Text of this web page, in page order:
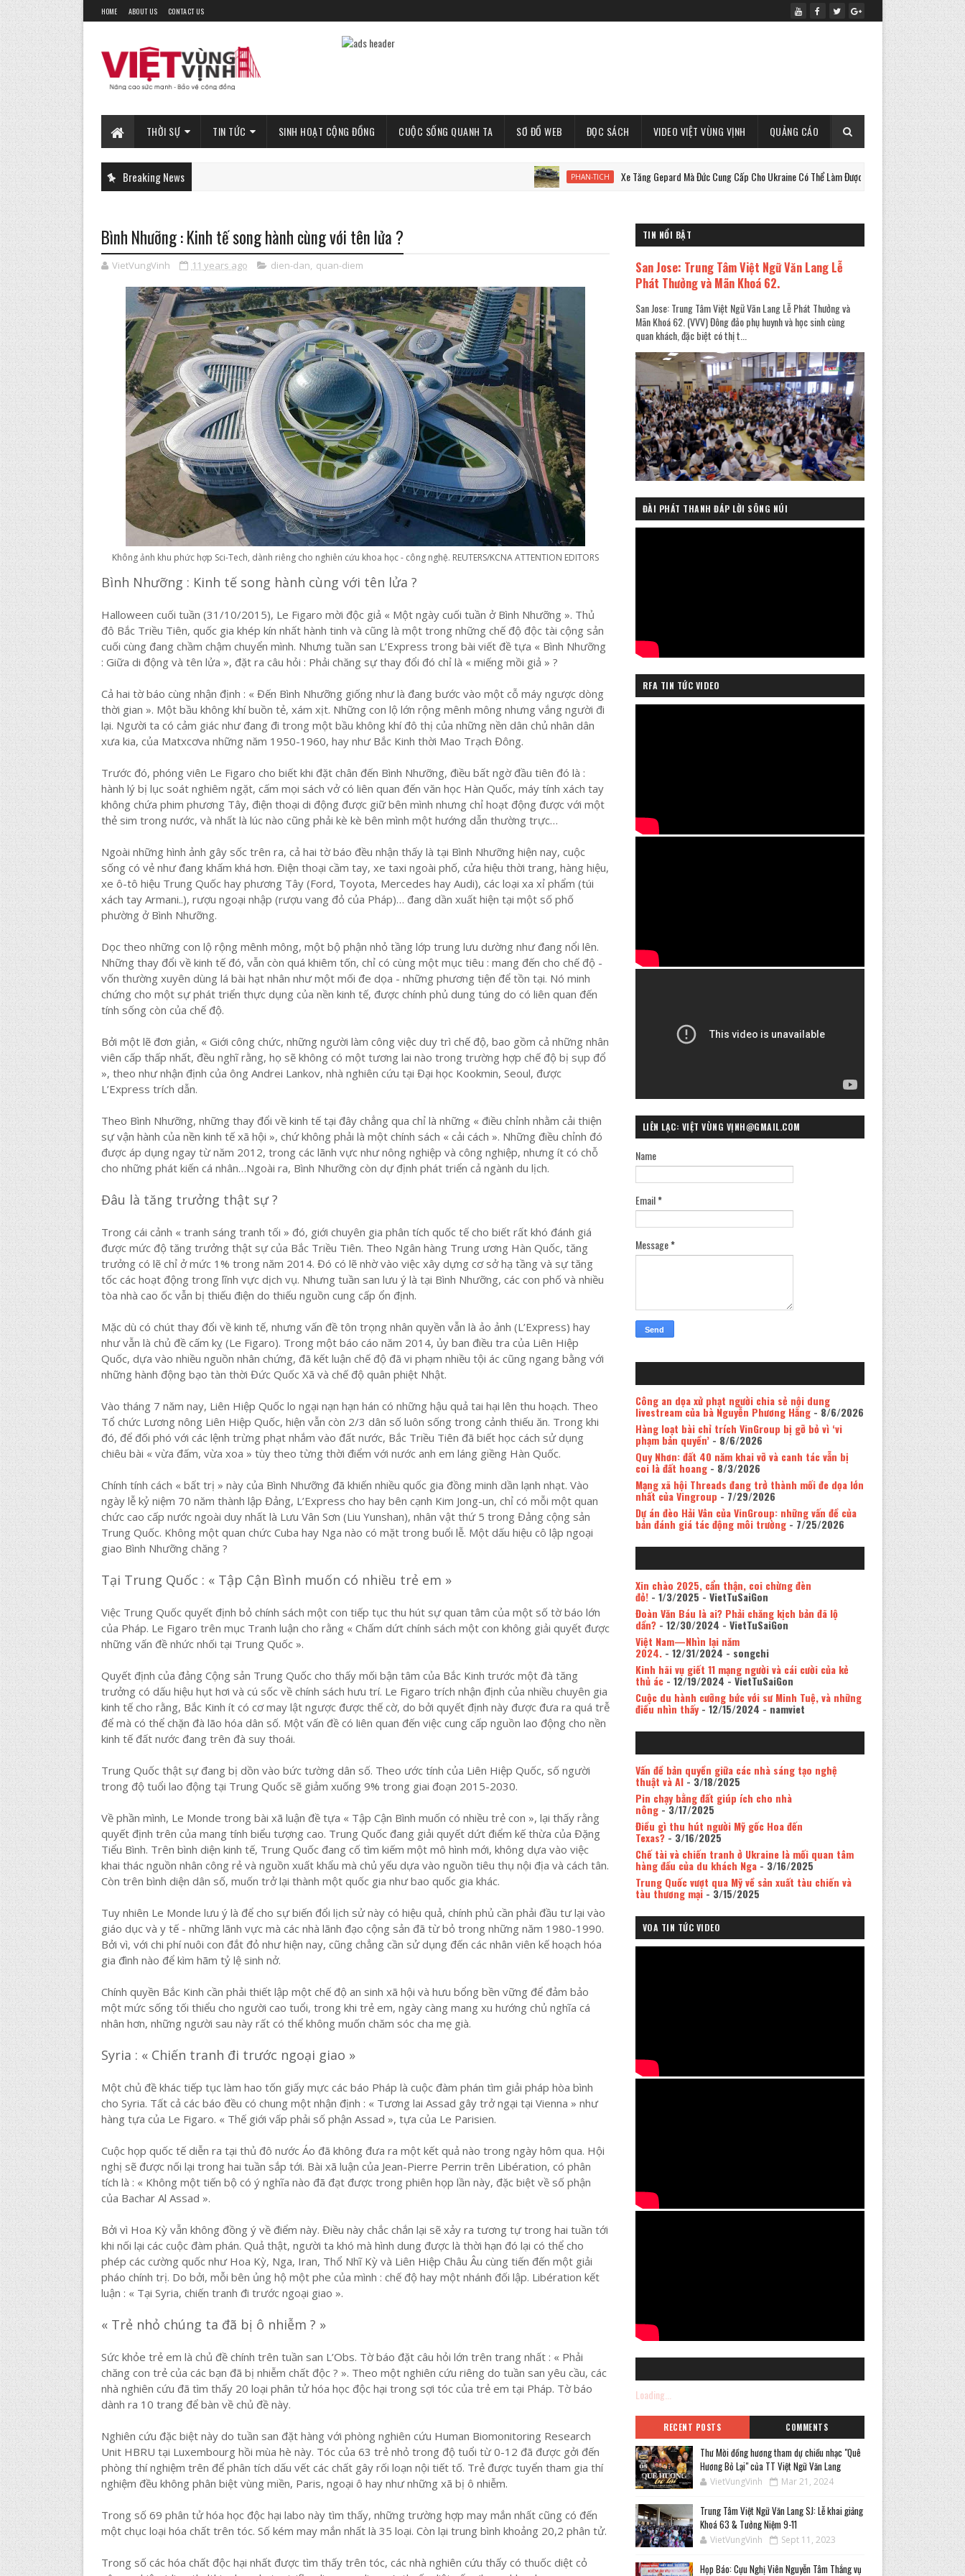
HOME ABOUT US CONTACT US
THỜI SỰ TIN TỨC SINH HOẠT CỘNG ĐỒNG CUỘC SỐNG QUANH TA SƠ ĐỒ WEB ĐỌC SÁCH VIDEO VIỆT VÙNG VỊNH QUẢNG CÁO
Breaking News PHAN-TICH Xe Tăng Gepard Mà Đức Cung Cấp Cho Ukraine Có Thể Làm Được Điều Này ! PHAN-TICH
Bình Nhưỡng : Kinh tế song hành cùng với tên lửa ?
VietVungVinh 11 years ago dien-dan, quan-diem
Không ảnh khu phức hợp Sci-Tech, dành riêng cho nghiên cứu khoa học - công nghệ. REUTERS/KCNA ATTENTION EDITORS
Bình Nhưỡng : Kinh tế song hành cùng với tên lửa ?
Halloween cuối tuần (31/10/2015), Le Figaro mời độc giả « Một ngày cuối tuần ở Bình Nhưỡng ». Thủ
đô Bắc Triều Tiên, quốc gia khép kín nhất hành tinh và cũng là một trong những chế độ độc tài cộng sản
cuối cùng đang chầm chậm chuyển mình. Nhưng tuần san L’Express trong bài viết đề tựa « Bình Nhưỡng
: Giữa di động và tên lửa », đặt ra câu hỏi : Phải chăng sự thay đổi đó chỉ là « miếng mồi giả » ?
Cả hai tờ báo cùng nhận định : « Đến Bình Nhưỡng giống như là đang bước vào một cỗ máy ngược dòng
thời gian ». Một bầu không khí buồn tẻ, xám xịt. Những con lộ lớn rộng mênh mông nhưng vắng người đi
lại. Người ta có cảm giác như đang đi trong một bầu không khí đô thị của những nền dân chủ nhân dân
xưa kia, của Matxcơva những năm 1950-1960, hay như Bắc Kinh thời Mao Trạch Đông.
Trước đó, phóng viên Le Figaro cho biết khi đặt chân đến Bình Nhưỡng, điều bất ngờ đầu tiên đó là :
hành lý bị lục soát nghiêm ngặt, cấm mọi sách vở có liên quan đến văn học Hàn Quốc, máy tính xách tay
không chứa phim phương Tây, điện thoại di động được giữ bên mình nhưng chỉ hoạt động được với một
thẻ sim trong nước, và nhất là lúc nào cũng phải kè kè bên mình một hướng dẫn thường trực…
Ngoài những hình ảnh gây sốc trên ra, cả hai tờ báo đều nhận thấy là tại Bình Nhưỡng hiện nay, cuộc
sống có vẻ như đang khấm khá hơn. Điện thoại cầm tay, xe taxi ngoài phố, cửa hiệu thời trang, hàng hiệu,
xe ô-tô hiệu Trung Quốc hay phương Tây (Ford, Toyota, Mercedes hay Audi), các loại xa xỉ phẩm (túi
xách tay Armani..), rượu ngoại nhập (rượu vang đỏ của Pháp)… đang dần xuất hiện tại một số phố
phường ở Bình Nhưỡng.
Dọc theo những con lộ rộng mênh mông, một bộ phận nhỏ tầng lớp trung lưu dường như đang nổi lên.
Những thay đổi về kinh tế đó, vẫn còn quá khiêm tốn, chỉ có cùng một mục tiêu : mang đến cho chế độ -
vốn thường xuyên dùng lá bài hạt nhân như một mối đe dọa - những phương tiện để tồn tại. Nó minh
chứng cho một sự phát triển thực dụng của nền kinh tế, được chính phủ dung túng do có liên quan đến
tính sống còn của chế độ.
Bởi một lẽ đơn giản, « Giới công chức, những người làm công việc duy trì chế độ, bao gồm cả những nhân
viên cấp thấp nhất, đều nghĩ rằng, họ sẽ không có một tương lai nào trong trường hợp chế độ bị sụp đổ
», theo như nhận định của ông Andrei Lankov, nhà nghiên cứu tại Đại học Kookmin, Seoul, được
L’Express trích dẫn.
Theo Bình Nhưỡng, những thay đổi về kinh tế tại đây chẳng qua chỉ là những « điều chỉnh nhằm cải thiện
sự vận hành của nền kinh tế xã hội », chứ không phải là một chính sách « cải cách ». Những điều chỉnh đó
được áp dụng ngay từ năm 2012, trong các lãnh vực như nông nghiệp và công nghiệp, nhưng ít có chỗ
cho những phát kiến cá nhân…Ngoài ra, Bình Nhưỡng còn dự định phát triển cả ngành du lịch.
Đâu là tăng trưởng thật sự ?
Trong cái cảnh « tranh sáng tranh tối » đó, giới chuyên gia phân tích quốc tế cho biết rất khó đánh giá
được mức độ tăng trưởng thật sự của Bắc Triều Tiên. Theo Ngân hàng Trung ương Hàn Quốc, tăng
trưởng có lẽ chỉ ở mức 1% trong năm 2014. Đó có lẽ nhờ vào việc xây dựng cơ sở hạ tầng và sự tăng
tốc các hoạt động trong lĩnh vực dịch vụ. Nhưng tuần san lưu ý là tại Bình Nhưỡng, các con phố và nhiều
tòa nhà cao ốc vẫn bị thiếu điện do thiếu nguồn cung cấp ổn định.
Mặc dù có chút thay đổi về kinh tế, nhưng vấn đề tôn trọng nhân quyền vẫn là ảo ảnh (L’Express) hay
như vẫn là chủ đề cấm kỵ (Le Figaro). Trong một báo cáo năm 2014, ủy ban điều tra của Liên Hiệp
Quốc, dựa vào nhiều nguồn nhân chứng, đã kết luận chế độ đã vi phạm nhiều tội ác cũng ngang bằng với
những hành động bạo tàn thời Đức Quốc Xã và chế độ quân phiệt Nhật.
Vào tháng 7 năm nay, Liên Hiệp Quốc lo ngại nạn hạn hán có những hậu quả tai hại lên thu hoạch. Theo
Tổ chức Lương nông Liên Hiệp Quốc, hiện vẫn còn 2/3 dân số luôn sống trong cảnh thiếu ăn. Trong khi
đó, để đối phó với các lệnh trừng phạt nhắm vào đất nước, Bắc Triều Tiên đã biết học cách sử dụng
chiêu bài « vừa đấm, vừa xoa » tùy theo từng thời điểm với nước anh em láng giềng Hàn Quốc.
Chính tính cách « bất trị » này của Bình Nhưỡng đã khiến nhiều quốc gia đồng minh dần lạnh nhạt. Vào
ngày lễ kỷ niệm 70 năm thành lập Đảng, L’Express cho hay bên cạnh Kim Jong-un, chỉ có mỗi một quan
chức cao cấp nước ngoài duy nhất là Lưu Vân Sơn (Liu Yunshan), nhân vật thứ 5 trong Đảng cộng sản
Trung Quốc. Không một quan chức Cuba hay Nga nào có mặt trong buổi lễ. Một dấu hiệu cô lập ngoại
giao Bình Nhưỡng chăng ?
Tại Trung Quốc : « Tập Cận Bình muốn có nhiều trẻ em »
Việc Trung Quốc quyết định bỏ chính sách một con tiếp tục thu hút sự quan tâm của một số tờ báo lớn
của Pháp. Le Figaro trên mục Tranh luận cho rằng « Chấm dứt chính sách một con không giải quyết được
những vấn đề nhức nhối tại Trung Quốc ».
Quyết định của đảng Cộng sản Trung Quốc cho thấy mối bận tâm của Bắc Kinh trước một đà tăng
trưởng có dấu hiệu hụt hơi và cú sốc về chính sách hưu trí. Le Figaro trích nhận định của nhiều chuyên gia
kinh tế cho rằng, Bắc Kinh ít có cơ may lật ngược được thế cờ, do bởi quyết định này được đưa ra quá trễ
để mà có thể chặn đà lão hóa dân số. Một vấn đề có liên quan đến việc cung cấp nguồn lao động cho nền
kinh tế đất nước đang trên đà suy thoái.
Trung Quốc thật sự đang bị dồn vào bức tường dân số. Theo ước tính của Liên Hiệp Quốc, số người
trong độ tuổi lao động tại Trung Quốc sẽ giảm xuống 9% trong giai đoạn 2015-2030.
Về phần mình, Le Monde trong bài xã luận đề tựa « Tập Cận Bình muốn có nhiều trẻ con », lại thấy rằng
quyết định trên của mang tính biểu tượng cao. Trung Quốc đang giải quyết dứt điểm kế thừa của Đặng
Tiểu Bình. Trên bình diện kinh tế, Trung Quốc đang cố tìm kiếm một mô hình mới, không dựa vào việc
khai thác nguồn nhân công rẻ và nguồn xuất khẩu mà chủ yếu dựa vào nguồn tiêu thụ nội địa và cách tân.
Còn trên bình diện dân số, muốn trở lại thành một quốc gia như bao quốc gia khác.
Tuy nhiên Le Monde lưu ý là để cho sự biến đổi lịch sử này có hiệu quả, chính phủ cần phải đầu tư lại vào
giáo dục và y tế - những lãnh vực mà các nhà lãnh đạo cộng sản đã từ bỏ trong những năm 1980-1990.
Bởi vì, với chi phí nuôi con đắt đỏ như hiện nay, cũng chẳng cần sử dụng đến các nhân viên kế hoạch hóa
gia đình nào để kìm hãm tỷ lệ sinh nở.
Chính quyền Bắc Kinh cần phải thiết lập một chế độ an sinh xã hội và hưu bổng bền vững để đảm bảo
một mức sống tối thiểu cho người cao tuổi, trong khi trẻ em, ngày càng mang xu hướng chủ nghĩa cá
nhân hơn, những người sau này rất có thể không muốn chăm sóc cha mẹ già.
Syria : « Chiến tranh đi trước ngoại giao »
Một chủ đề khác tiếp tục làm hao tốn giấy mực các báo Pháp là cuộc đàm phán tìm giải pháp hòa bình
cho Syria. Tất cả các báo đều có chung một nhận định : « Tương lai Assad gây trở ngại tại Vienna » như
hàng tựa của Le Figaro. « Thế giới vấp phải số phận Assad », tựa của Le Parisien.
Cuộc họp quốc tế diễn ra tại thủ đô nước Áo đã không đưa ra một kết quả nào trong ngày hôm qua. Hội
nghị sẽ được nối lại trong hai tuần sắp tới. Bài xã luận của Jean-Pierre Perrin trên Libération, có phân
tích là : « Không một tiến bộ có ý nghĩa nào đã đạt được trong phiên họp lần này, đặc biệt về số phận
của Bachar Al Assad ».
Bởi vì Hoa Kỳ vẫn không đồng ý về điểm này. Điều này chắc chắn lại sẽ xảy ra tương tự trong hai tuần tới
khi nối lại các cuộc đàm phán. Quả thật, người ta khó mà hình dung được là thời hạn đó lại có thể cho
phép các cường quốc như Hoa Kỳ, Nga, Iran, Thổ Nhĩ Kỳ và Liên Hiệp Châu Âu cùng tiến đến một giải
pháo chính trị. Do bởi, mỗi bên ủng hộ một phe của mình : chế độ hay một nhánh đối lập. Libération kết
luận : « Tại Syria, chiến tranh đi trước ngoại giao ».
« Trẻ nhỏ chúng ta đã bị ô nhiễm ? »
Sức khỏe trẻ em là chủ đề chính trên tuần san L’Obs. Tờ báo đặt câu hỏi lớn trên trang nhất : « Phải
chăng con trẻ của các bạn đã bị nhiễm chất độc ? ». Theo một nghiên cứu riêng do tuần san yêu cầu, các
nhà nghiên cứu đã tìm thấy 20 loại phân tử hóa học độc hại trong sợi tóc của trẻ em tại Pháp. Tờ báo
dành ra 10 trang để bàn về chủ đề này.
Nghiên cứu đặc biệt này do tuần san đặt hàng với phòng nghiên cứu Human Biomonitoring Research
Unit HBRU tại Luxembourg hồi mùa hè này. Tóc của 63 trẻ nhỏ trong độ tuổi từ 0-12 đã được gởi đến
phòng thí nghiệm trên để phân tích dấu vết các chất gây rối loạn nội tiết tố. Trẻ được tuyển tham gia thí
nghiệm đều không phân biệt vùng miền, Paris, ngoại ô hay như những xã bị ô nhiễm.
Trong số 69 phân tử hóa học độc hại labo này tìm thấy, những trường hợp may mắn nhất cũng có đến
một chục loại hóa chất trên tóc. Số kém may mắn nhất là 35 loại. Còn lại trung bình khoảng 20,2 phân tử.
Trong số các hóa chất độc hại nhất được tìm thấy trên tóc, các nhà nghiên cứu thấy có thuốc diệt cỏ
TIN NỔI BẬT
San Jose: Trung Tâm Việt Ngữ Văn Lang Lễ
Phát Thưởng và Mãn Khoá 62.
San Jose: Trung Tâm Việt Ngữ Văn Lang Lễ Phát Thưởng và
Mãn Khoá 62. (VVV) Đông đảo phụ huynh và học sinh cùng
quan khách, đặc biệt có thị t...
ĐÀI PHÁT THANH ĐÁP LỜI SÔNG NÚI
RFA TIN TỨC VIDEO
LIÊN LẠC: VIỆT VÙNG VỊNH@GMAIL.COM
Name
Email*
Message*
Công an dọa xử phạt người chia sẻ nội dung
livestream của bà Nguyễn Phương Hằng- 8/6/2026
Hàng loạt bài chỉ trích VinGroup bị gỡ bỏ vì ‘vi
phạm bản quyền’- 8/6/2026
Quy Nhơn: đất 40 năm khai vỡ và canh tác vẫn bị
coi là đất hoang- 8/3/2026
Mạng xã hội Threads đang trở thành mối đe dọa lớn
nhất của Vingroup - 7/29/2026
Dự án đèo Hải Vân của VinGroup: những vấn đề của
bản đánh giá tác động môi trường- 7/25/2026
Xin chào 2025, cẩn thận, coi chừng đèn
đỏ!- 1/3/2025 - VietTuSaiGon
Đoàn Văn Báu là ai? Phải chăng kịch bản đã lộ
dần?- 12/30/2024 - VietTuSaiGon
Việt Nam—Nhìn lại năm
2024.- 12/31/2024 - songchi
Kinh hãi vụ giết 11 mạng người và cái cười của kẻ
thủ ác- 12/19/2024 - VietTuSaiGon
Cuộc du hành cưỡng bức với sư Minh Tuệ, và những
điều nhìn thấy- 12/15/2024 - namviet
Vấn đề bản quyền giữa các nhà sáng tạo nghệ
thuật và AI- 3/18/2025
Pin chạy bằng đất giúp ích cho nhà
nông- 3/17/2025
Điều gì thu hút người Mỹ gốc Hoa đến
Texas?- 3/16/2025
Chế tài và chiến tranh ở Ukraine là mối quan tâm
hàng đầu của du khách Nga- 3/16/2025
Trung Quốc vượt qua Mỹ về sản xuất tàu chiến và
tàu thương mại- 3/15/2025
VOA TIN TỨC VIDEO
Loading...
RECENT POSTS COMMENTS
Thư Mời đồng hương tham dự chiều nhạc "Quê
Hương Bỏ Lại" của TT Việt Ngữ Văn Lang
VietVungVinh Mar 21, 2024
Trung Tâm Việt Ngữ Văn Lang SJ: Lễ khai giảng
Khoá 63 & Tưởng Niệm 9-11
VietVungVinh Sept 11, 2023
Họp Báo: Cựu Nghị Viên Nguyễn Tâm Thắng vụ